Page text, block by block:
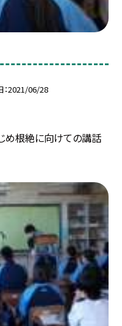
2021/06/28
め根絶に向けての講話